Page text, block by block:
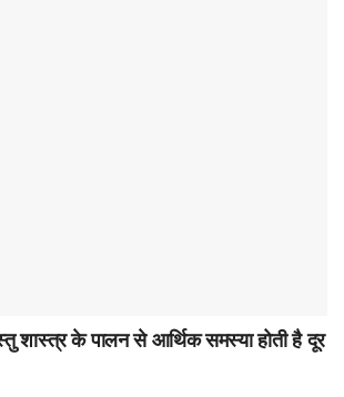
के पालन से आर्थिक समस्या होती है दूर